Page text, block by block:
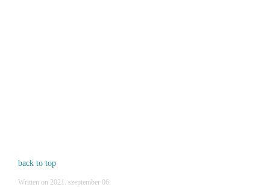
back to top
Written on 2021. szeptember 06